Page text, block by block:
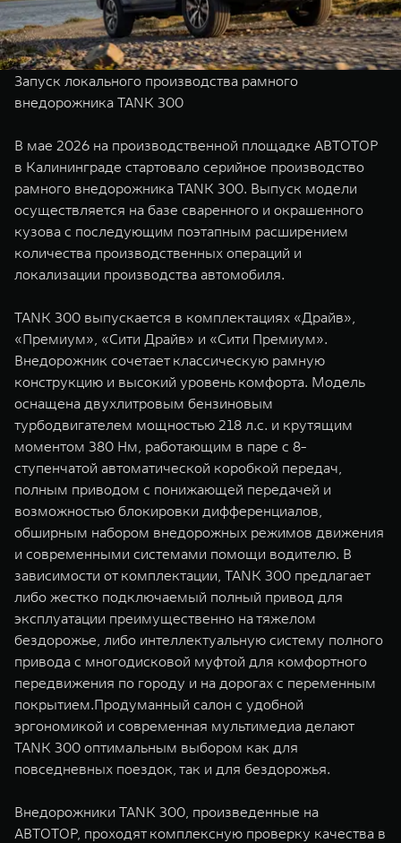
TANK 500
от 6 499 000 ₽
TANK 700
WEY 07
Расширяя границы комфорта
от 6 149 000 ₽
WEY 05
WEY 80
Масштаб возможностей
от 6 449 000 ₽
WEY 80
Масштаб
от 8 099
TANK Финансы
Корпоративным клиентам
TANK ФИНАНСЫ
TANK Лизинг
TANK Страхование
Сервис
Специальные предложения
Моторные масла
Цифровые сервисы TANK
Подписки
Запуск локального производства рамного
внедорожника TANK 300
В мае 2026 на производственной площадке АВТОТОР
в Калининграде стартовало серийное производство
рамного внедорожника TANK 300. Выпуск модели
осуществляется на базе сваренного и окрашенного
кузова с последующим поэтапным расширением
количества производственных операций и
локализации производства автомобиля.
TANK 300 выпускается в комплектациях «Драйв»,
«Премиум», «Сити Драйв» и «Сити Премиум».
Внедорожник сочетает классическую рамную
конструкцию и высокий уровень комфорта. Модель
оснащена двухлитровым бензиновым
турбодвигателем мощностью 218 л.с. и крутящим
моментом 380 Нм, работающим в паре с 8-
ступенчатой автоматической коробкой передач,
полным приводом с понижающей передачей и
возможностью блокировки дифференциалов,
обширным набором внедорожных режимов движения
и современными системами помощи водителю. В
зависимости от комплектации, TANK 300 предлагает
либо жестко подключаемый полный привод для
эксплуатации преимущественно на тяжелом
бездорожье, либо интеллектуальную систему полного
привода с многодисковой муфтой для комфортного
передвижения по городу и на дорогах с переменным
покрытием.Продуманный салон с удобной
эргономикой и современная мультимедиа делают
TANK 300 оптимальным выбором как для
повседневных поездок, так и для бездорожья.
Внедорожники TANK 300, произведенные на
АВТОТОР, проходят комплексную проверку качества в